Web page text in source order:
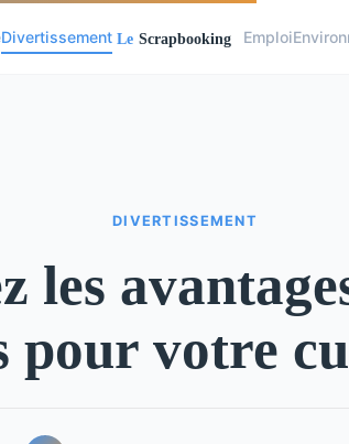
Divertissement Emploi
DIVERTISSEMENT
les
pour votre